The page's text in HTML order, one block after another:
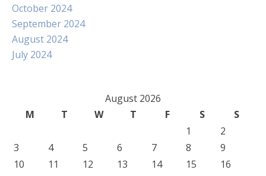
October 2024
September 2024
August 2024
July 2024
August 2026
M
T W T F S
S
1
2
3
4 5 6 7 8
9
10
11 12 13 14 15
16